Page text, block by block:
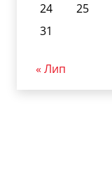
24
25
31
« Лип